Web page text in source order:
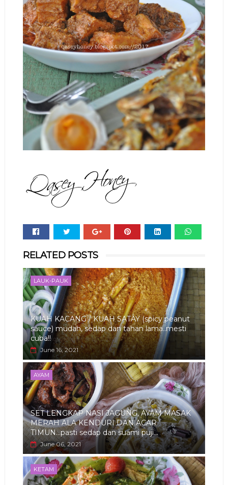
RELATED POSTS
LAUK-PAUK
KUAH KACANG / KUAH SATAY (spicy peanut
sauce) mudah, sedap dan tahan lama..mesti
cuba!!
June 16, 2021
AYAM
SET LENGKAP NASI JAGUNG, AYAM MASAK
MERAH ALA KENDURI DAN ACAR
TIMUN...pasti sedap dan suami puji...
June 06, 2021
KETAM